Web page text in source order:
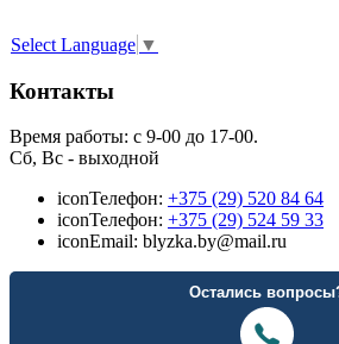
Select Language ▼
Контакты
Время работы: с 9-00 до 17-00.
Сб, Вс - выходной
iconТелефон: +375 (29) 520 84 64
iconТелефон: +375 (29) 524 59 33
iconEmail: blyzka.by@mail.ru